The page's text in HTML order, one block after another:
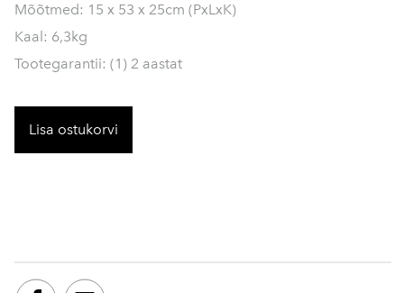
Mõõtmed: 15 x 53 x 25cm (PxLxK)
Kaal: 6,3kg
Tootegarantii: (1) 2 aastat
Lisa ostukorvi